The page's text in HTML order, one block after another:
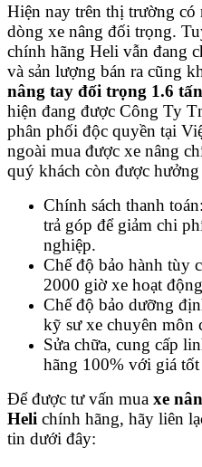
Hiện nay trên thị trường có
dòng xe nâng đối trọng.
chính hãng Heli vẫn đang
và sản lượng bán ra cũng
nâng tay đối trọng 1.6
hiện đang được Công Ty
phân phối độc quyền tại
ngoài mua được xe nâng
quý khách còn được
Chính sách thanh
trả góp để giảm chi
nghiệp.
Chế độ bảo hành tùy
2000 giờ xe hoạt
Chế độ bảo dưỡng
kỹ sư xe chuyên môn
Sửa chữa, cung cấp
hãng 100% với giá tốt
Để được tư vấn mua xe
Heli chính hãng, hãy liên
tin dưới đây: